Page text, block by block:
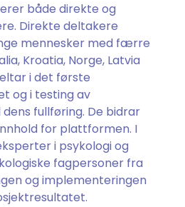
både direkte og
Direkte deltakere
mennesker med færre
Kroatia, Norge, Latvia
i det første
og i testing av
fullføring. De bidrar
for plattformen. I
i psykologi og
fagpersoner fra
og implementeringen